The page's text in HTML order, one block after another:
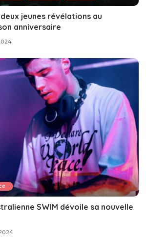
jeunes révélations au
anniversaire
SWIM dévoile sa nouvelle